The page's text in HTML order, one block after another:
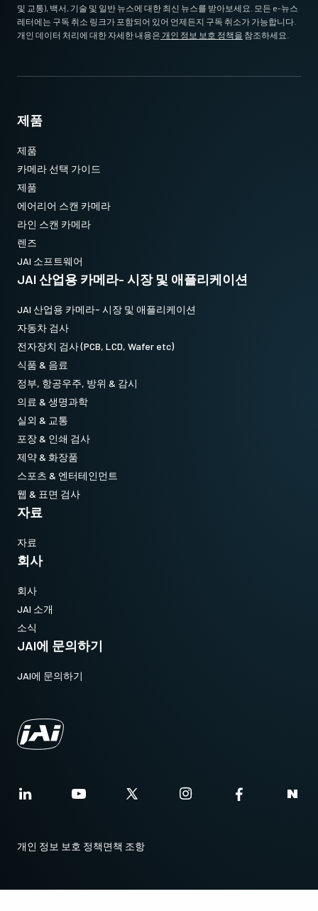
및 교통), 백서, 기술 및 일반 뉴스에 대한 최신 뉴스를 받아보세요. 모든 e-뉴스
레터에는 구독 취소 링크가 포함되어 있어 언제든지 구독 취소가 가능합니다.
개인 데이터 처리에 대한 자세한 내용은 개인 정보 보호 정책을 참조하세요.
제품
제품
카메라 선택 가이드
제품
에어리어 스캔 카메라
라인 스캔 카메라
렌즈
JAI 소프트웨어
JAI 산업용 카메라- 시장 및 애플리케이션
JAI 산업용 카메라- 시장 및 애플리케이션
자동차 검사
전자장치 검사 (PCB, LCD, Wafer etc)
식품 & 음료
정부, 항공우주, 방위 & 감시
의료 & 생명과학
실외 & 교통
포장 & 인쇄 검사
제약 & 화장품
스포츠 & 엔터테인먼트
웹 & 표면 검사
자료
자료
회사
회사
JAI 소개
소식
JAI에 문의하기
JAI에 문의하기
개인 정보 보호 정책면책 조항